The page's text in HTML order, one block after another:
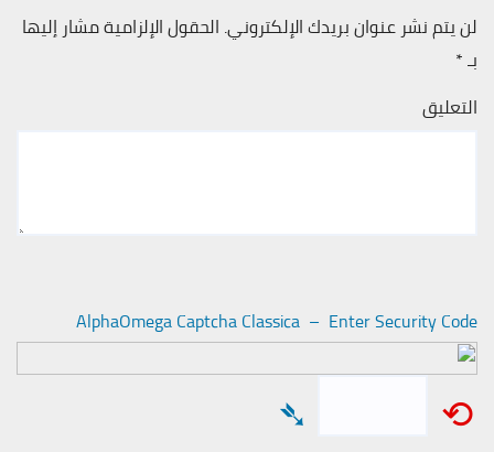
لن يتم نشر عنوان بريدك الإلكتروني. الحقول الإلزامية مشار إليها
بـ*
التعليق
AlphaOmega Captcha Classica – Enter Security Code
⟲
➴